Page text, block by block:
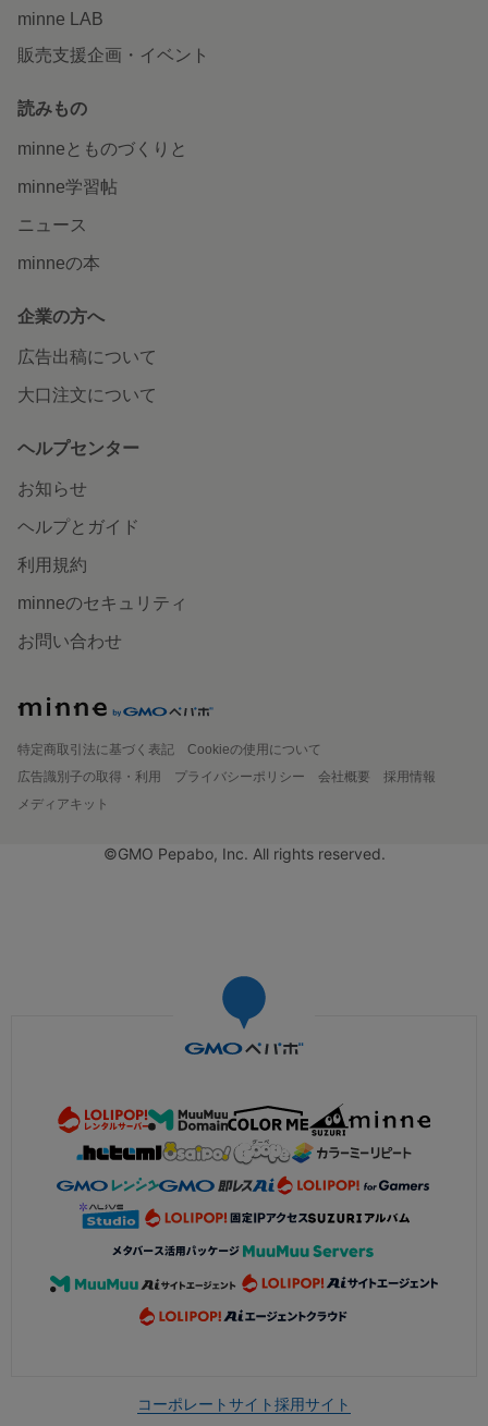
minne LAB
販売支援企画・イベント
読みもの
minneとものづくりと
minne学習帖
ニュース
minneの本
企業の方へ
広告出稿について
大口注文について
ヘルプセンター
お知らせ
ヘルプとガイド
利用規約
minneのセキュリティ
お問い合わせ
特定商取引法に基づく表記
Cookieの使用について
広告識別子の取得・利用
プライバシーポリシー 会社概要
採用情報
メディアキット
©GMO Pepabo, Inc. All rights reserved.
コーポレートサイト採用サイト